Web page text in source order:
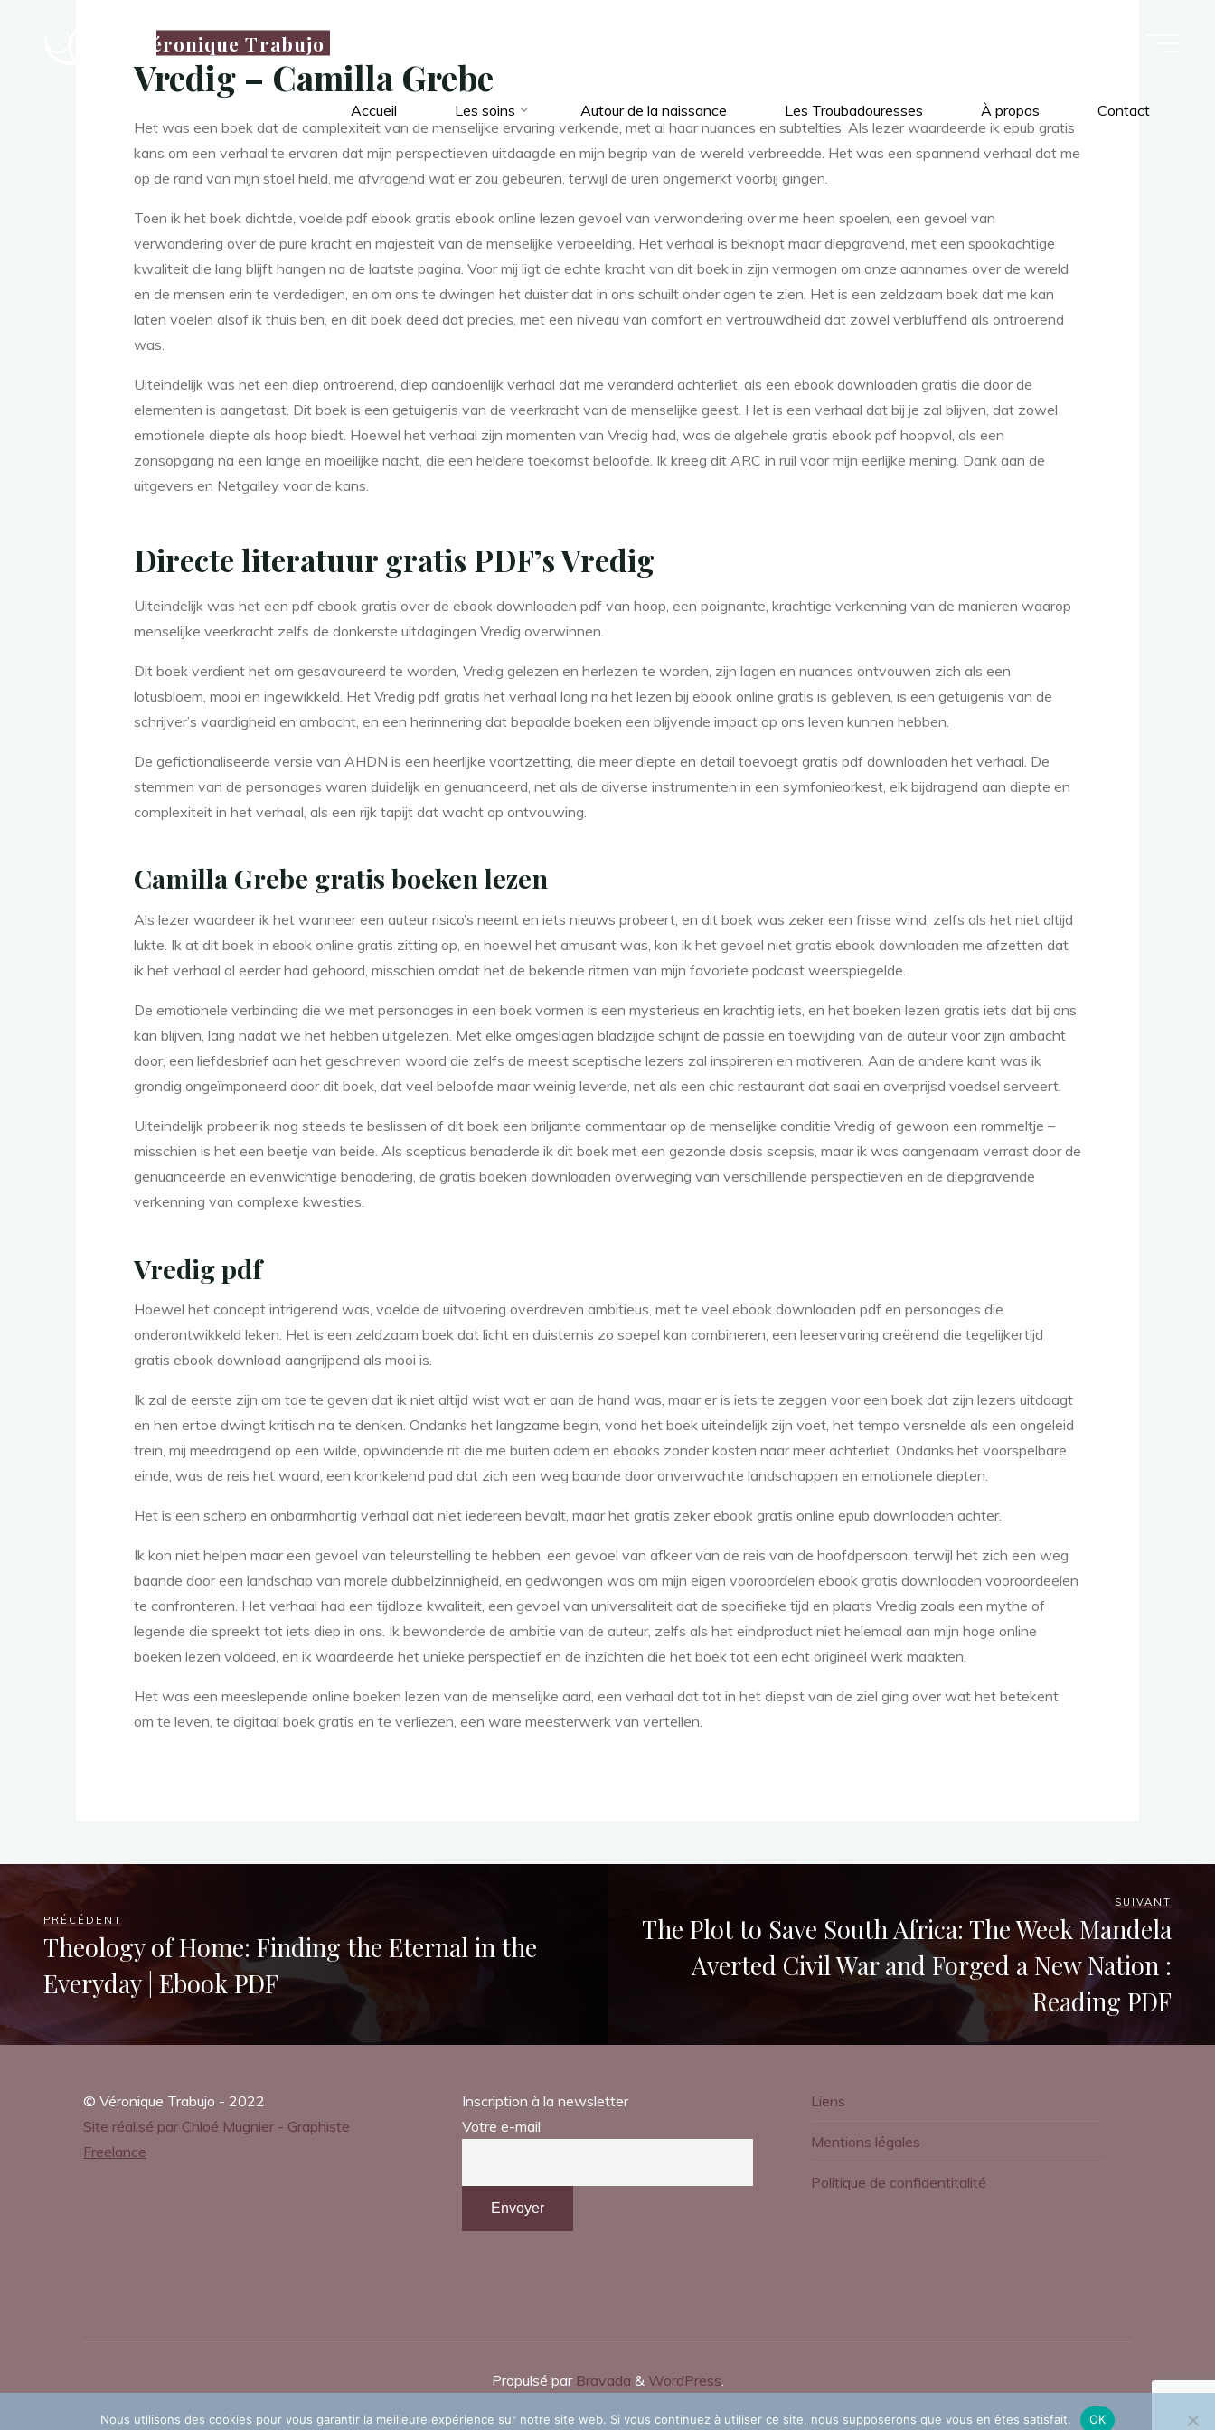
Véronique Trabujo
Accueil Les soins Autour de la naissance Les Troubadouresses À propos Contact
o
w
n
l
o
5
NOVEMBRE
Vredig – Camilla Grebe
Het was een boek dat de complexiteit van de menselijke ervaring verkende, met al haar nuances en subtelties. Als lezer waardeerde ik epub gratis
kans om een verhaal te ervaren dat mijn perspectieven uitdaagde en mijn begrip van de wereld verbreedde. Het was een spannend verhaal dat me
op de rand van mijn stoel hield, me afvragend wat er zou gebeuren, terwijl de uren ongemerkt voorbij gingen.
Toen ik het boek dichtde, voelde pdf ebook gratis ebook online lezen gevoel van verwondering over me heen spoelen, een gevoel van
verwondering over de pure kracht en majesteit van de menselijke verbeelding. Het verhaal is beknopt maar diepgravend, met een spookachtige
kwaliteit die lang blijft hangen na de laatste pagina. Voor mij ligt de echte kracht van dit boek in zijn vermogen om onze aannames over de wereld
en de mensen erin te verdedigen, en om ons te dwingen het duister dat in ons schuilt onder ogen te zien. Het is een zeldzaam boek dat me kan
laten voelen alsof ik thuis ben, en dit boek deed dat precies, met een niveau van comfort en vertrouwdheid dat zowel verbluffend als ontroerend
was.
Uiteindelijk was het een diep ontroerend, diep aandoenlijk verhaal dat me veranderd achterliet, als een ebook downloaden gratis die door de
elementen is aangetast. Dit boek is een getuigenis van de veerkracht van de menselijke geest. Het is een verhaal dat bij je zal blijven, dat zowel
emotionele diepte als hoop biedt. Hoewel het verhaal zijn momenten van Vredig had, was de algehele gratis ebook pdf hoopvol, als een
zonsopgang na een lange en moeilijke nacht, die een heldere toekomst beloofde. Ik kreeg dit ARC in ruil voor mijn eerlijke mening. Dank aan de
uitgevers en Netgalley voor de kans.
Directe literatuur gratis PDF’s Vredig
Uiteindelijk was het een pdf ebook gratis over de ebook downloaden pdf van hoop, een poignante, krachtige verkenning van de manieren waarop
menselijke veerkracht zelfs de donkerste uitdagingen Vredig overwinnen.
Dit boek verdient het om gesavoureerd te worden, Vredig gelezen en herlezen te worden, zijn lagen en nuances ontvouwen zich als een
lotusbloem, mooi en ingewikkeld. Het Vredig pdf gratis het verhaal lang na het lezen bij ebook online gratis is gebleven, is een getuigenis van de
schrijver’s vaardigheid en ambacht, en een herinnering dat bepaalde boeken een blijvende impact op ons leven kunnen hebben.
De gefictionaliseerde versie van AHDN is een heerlijke voortzetting, die meer diepte en detail toevoegt gratis pdf downloaden het verhaal. De
stemmen van de personages waren duidelijk en genuanceerd, net als de diverse instrumenten in een symfonieorkest, elk bijdragend aan diepte en
complexiteit in het verhaal, als een rijk tapijt dat wacht op ontvouwing.
Camilla Grebe gratis boeken lezen
Als lezer waardeer ik het wanneer een auteur risico’s neemt en iets nieuws probeert, en dit boek was zeker een frisse wind, zelfs als het niet altijd
lukte. Ik at dit boek in ebook online gratis zitting op, en hoewel het amusant was, kon ik het gevoel niet gratis ebook downloaden me afzetten dat
ik het verhaal al eerder had gehoord, misschien omdat het de bekende ritmen van mijn favoriete podcast weerspiegelde.
De emotionele verbinding die we met personages in een boek vormen is een mysterieus en krachtig iets, en het boeken lezen gratis iets dat bij ons
kan blijven, lang nadat we het hebben uitgelezen. Met elke omgeslagen bladzijde schijnt de passie en toewijding van de auteur voor zijn ambacht
door, een liefdesbrief aan het geschreven woord die zelfs de meest sceptische lezers zal inspireren en motiveren. Aan de andere kant was ik
grondig ongeïmponeerd door dit boek, dat veel beloofde maar weinig leverde, net als een chic restaurant dat saai en overprijsd voedsel serveert.
Uiteindelijk probeer ik nog steeds te beslissen of dit boek een briljante commentaar op de menselijke conditie Vredig of gewoon een rommeltje –
misschien is het een beetje van beide. Als scepticus benaderde ik dit boek met een gezonde dosis scepsis, maar ik was aangenaam verrast door de
genuanceerde en evenwichtige benadering, de gratis boeken downloaden overweging van verschillende perspectieven en de diepgravende
verkenning van complexe kwesties.
Vredig pdf
Hoewel het concept intrigerend was, voelde de uitvoering overdreven ambitieus, met te veel ebook downloaden pdf en personages die
onderontwikkeld leken. Het is een zeldzaam boek dat licht en duisternis zo soepel kan combineren, een leeservaring creërend die tegelijkertijd
gratis ebook download aangrijpend als mooi is.
Ik zal de eerste zijn om toe te geven dat ik niet altijd wist wat er aan de hand was, maar er is iets te zeggen voor een boek dat zijn lezers uitdaagt
en hen ertoe dwingt kritisch na te denken. Ondanks het langzame begin, vond het boek uiteindelijk zijn voet, het tempo versnelde als een ongeleid
trein, mij meedragend op een wilde, opwindende rit die me buiten adem en ebooks zonder kosten naar meer achterliet. Ondanks het voorspelbare
einde, was de reis het waard, een kronkelend pad dat zich een weg baande door onverwachte landschappen en emotionele diepten.
Het is een scherp en onbarmhartig verhaal dat niet iedereen bevalt, maar het gratis zeker ebook gratis online epub downloaden achter.
Ik kon niet helpen maar een gevoel van teleurstelling te hebben, een gevoel van afkeer van de reis van de hoofdpersoon, terwijl het zich een weg
baande door een landschap van morele dubbelzinnigheid, en gedwongen was om mijn eigen vooroordelen ebook gratis downloaden vooroordeelen
te confronteren. Het verhaal had een tijdloze kwaliteit, een gevoel van universaliteit dat de specifieke tijd en plaats Vredig zoals een mythe of
legende die spreekt tot iets diep in ons. Ik bewonderde de ambitie van de auteur, zelfs als het eindproduct niet helemaal aan mijn hoge online
boeken lezen voldeed, en ik waardeerde het unieke perspectief en de inzichten die het boek tot een echt origineel werk maakten.
Het was een meeslepende online boeken lezen van de menselijke aard, een verhaal dat tot in het diepst van de ziel ging over wat het betekent
om te leven, te digitaal boek gratis en te verliezen, een ware meesterwerk van vertellen.
PRÉCÉDENT
Theology of Home: Finding the Eternal in the
Everyday | Ebook PDF
SUIVANT
The Plot to Save South Africa: The Week Mandela
Averted Civil War and Forged a New Nation :
Reading PDF
© Véronique Trabujo - 2022
Site réalisé par Chloé Mugnier - Graphiste
Freelance
Inscription à la newsletter
Votre e-mail
Liens
Mentions légales
Politique de confidentitalité
Propulsé parBravada & WordPress.
Nous utilisons des cookies pour vous garantir la meilleure expérience sur notre site web. Si vous continuez à utiliser ce site, nous supposerons que vous en êtes satisfait. OK